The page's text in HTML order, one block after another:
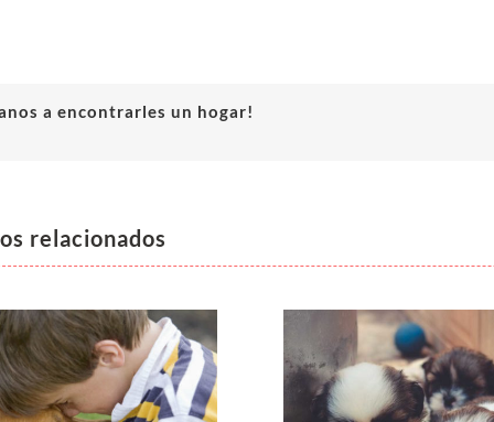
a encontrarles un hogar!
relacionados